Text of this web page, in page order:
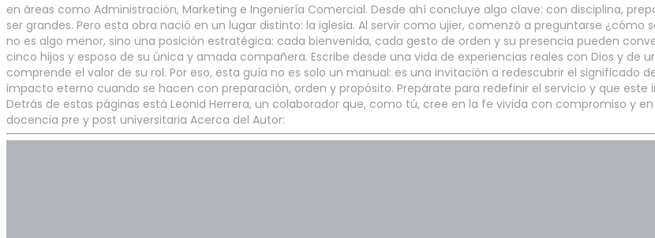
en áreas como Administración, Marketing e Ingeniería Comercial. Desde ahí concluye algo clave: con disciplina,
ser grandes. Pero esta obra nació en un lugar distinto: la iglesia. Al servir como ujier, comenzó a preguntarse
no es algo menor, sino una posición estratégica: cada bienvenida, cada gesto de orden y su presencia pueden
cinco hijos y esposo de su única y amada compañera. Escribe desde una vida de experiencias reales con Dios y de
comprende el valor de su rol. Por eso, esta guía no es solo un manual: es una invitación a redescubrir el significado
impacto eterno cuando se hacen con preparación, orden y propósito. Prepárate para redefinir el servicio y que
Detrás de estas páginas está Leonid Herrera, un colaborador que, como tú, cree en la fe vivida con compromiso y
docencia pre y post universitaria Acerca del Autor: